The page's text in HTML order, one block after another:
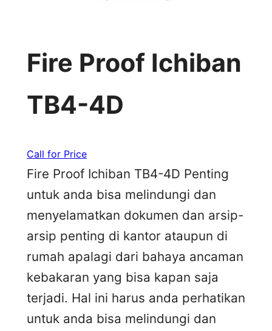
Fire Proof Ichiban
TB4-4D
Call for Price
Fire Proof Ichiban TB4-4D Penting
untuk anda bisa melindungi dan
menyelamatkan dokumen dan arsip-
arsip penting di kantor ataupun di
rumah apalagi dari bahaya ancaman
kebakaran yang bisa kapan saja
terjadi. Hal ini harus anda perhatikan
untuk anda bisa melindungi dan